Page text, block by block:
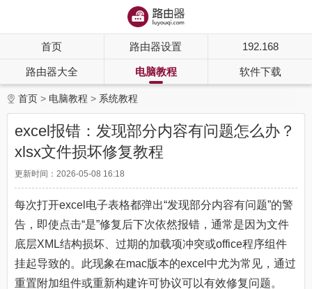
首页 路由器设置 192.168
路由器大全 电脑教程 软件下载
首页 电脑教程 系统教程
excel报错：发现部分内容有问题怎么办？
xlsx文件损坏修复教程
更新时间：2026-05-08 16:18
每次打开excel电子表格都弹出“发现部分内容有问题”的警
告，即使点击“是”修复后下次依然报错，通常是因为文件
底层XML结构损坏、过期的加载项冲突或office程序组件
挂起导致的。此现象在mac版本的excel中尤为常见，通过
重置附加组件或重新构建许可协议可以有效修复问题。